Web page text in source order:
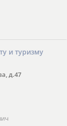
и туризму
д.47